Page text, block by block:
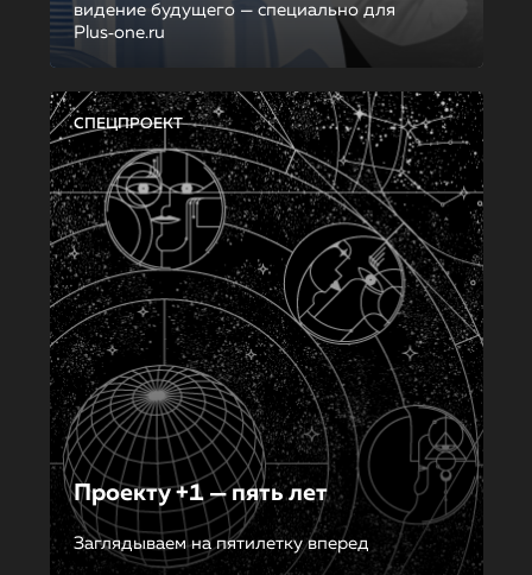
видение будущего — специально для
Plus‑one.ru
СПЕЦПРОЕКТ
Проекту +1 — пять лет
Заглядываем на пятилетку вперед